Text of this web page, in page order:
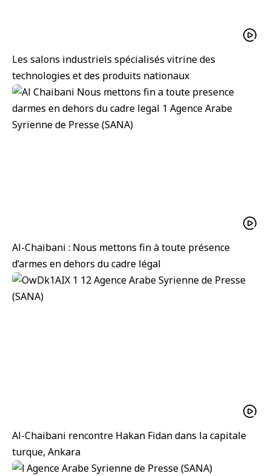
Les salons industriels spécialisés vitrine des
technologies et des produits nationaux
Al-Chaibani : Nous mettons fin à toute présence
d’armes en dehors du cadre légal
Al-Chaibani rencontre Hakan Fidan dans la capitale
turque, Ankara